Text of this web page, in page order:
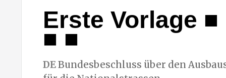
Erste Vorlage ■
■ ■
DEBundesbeschluss über den